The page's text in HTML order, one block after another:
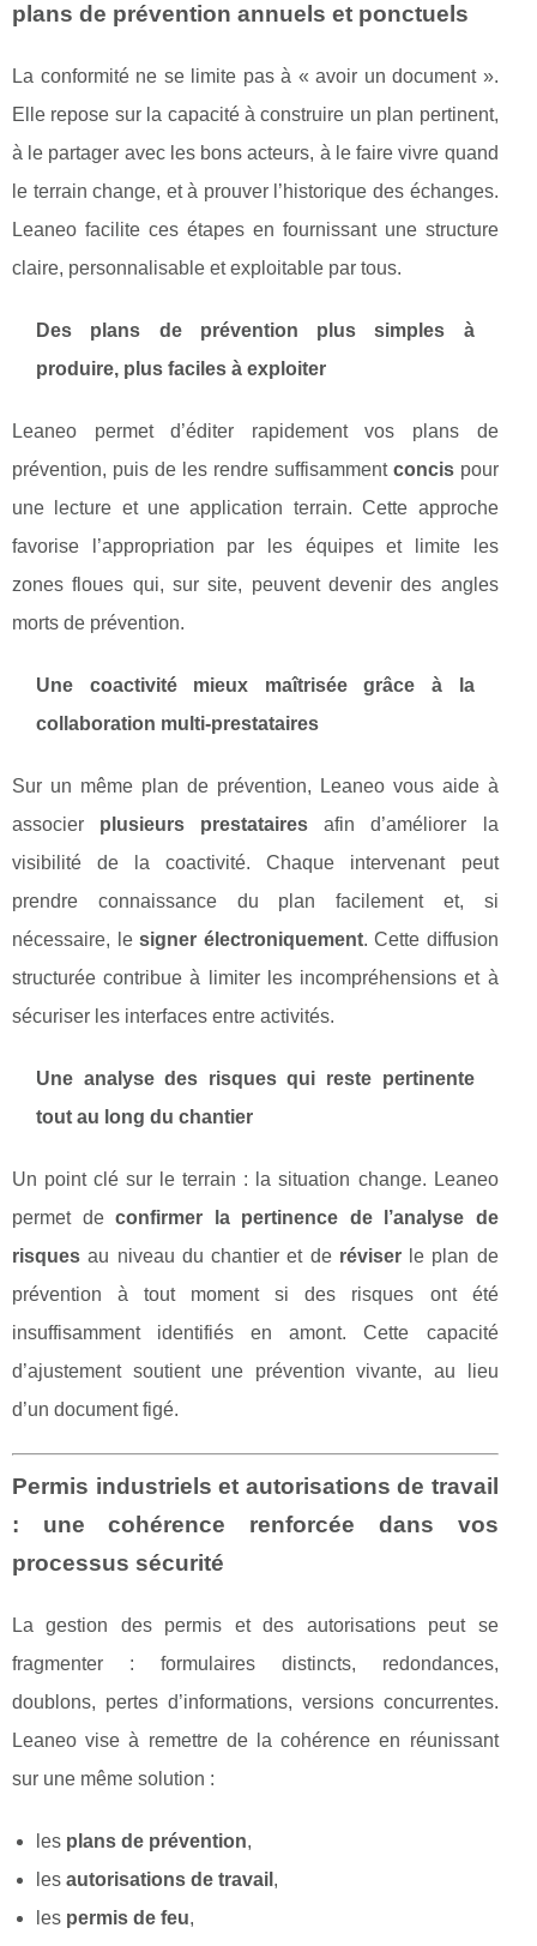
plans de prévention annuels et ponctuels
La conformité ne se limite pas à « avoir un document ».
Elle repose sur la capacité à construire un plan pertinent,
à le partager avec les bons acteurs, à le faire vivre quand
le terrain change, et à prouver l’historique des échanges.
Leaneo facilite ces étapes en fournissant une structure
claire, personnalisable et exploitable par tous.
Des plans de prévention plus simples à
produire, plus faciles à exploiter
Leaneo permet d’éditer rapidement vos plans de
prévention, puis de les rendre suffisamment concispour
une lecture et une application terrain. Cette approche
favorise l’appropriation par les équipes et limite les
zones floues qui, sur site, peuvent devenir des angles
morts de prévention.
Une coactivité mieux maîtrisée grâce à la
collaboration multi-prestataires
Sur un même plan de prévention, Leaneo vous aide à
associer plusieurs prestataires afin d’améliorer la
visibilité de la coactivité. Chaque intervenant peut
prendre connaissance du plan facilement et, si
nécessaire, lesigner électroniquement. Cette diffusion
structurée contribue à limiter les incompréhensions et à
sécuriser les interfaces entre activités.
Une analyse des risques qui reste pertinente
tout au long du chantier
Un point clé sur le terrain : la situation change. Leaneo
permet deconfirmer la pertinence de l’analyse de
risques au niveau du chantier et de réviserle plan de
prévention à tout moment si des risques ont été
insuffisamment identifiés en amont. Cette capacité
d’ajustement soutient une prévention vivante, au lieu
d’un document figé.
Permis industriels et autorisations de travail
: une cohérence renforcée dans vos
processus sécurité
La gestion des permis et des autorisations peut se
fragmenter : formulaires distincts, redondances,
doublons, pertes d’informations, versions concurrentes.
Leaneo vise à remettre de la cohérence en réunissant
sur une même solution :
les plans de prévention,
les autorisations de travail ,
les permis de feu,